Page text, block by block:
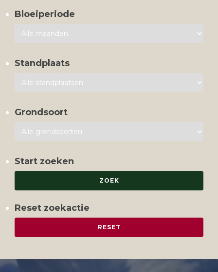
Bloeiperiode
Standplaats
Grondsoort
Start zoeken
Reset zoekactie